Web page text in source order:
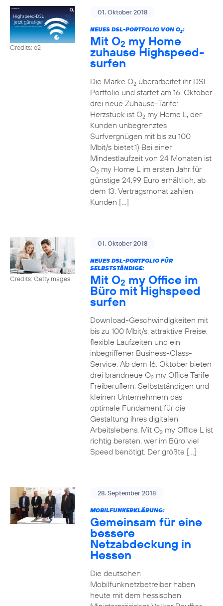
Credits: o2
01. Oktober 2018
NEUES DSL-PORTFOLIO VON O2:
Mit O2 my Home
zuhause Highspeed-
surfen
Die Marke O2überarbeitet ihr DSL-
Portfolio und startet am 16. Oktober
drei neue Zuhause-Tarife:
Herzstück ist O2my Home L, der
Kunden unbegrenztes
Surfvergnügen mit bis zu 100
Mbit/s bietet.1) Bei einer
Mindestlaufzeit von 24 Monaten ist
O2my Home L im ersten Jahr für
günstige 24,99 Euro erhältlich, ab
dem 13. Vertragsmonat zahlen
Kunden […]
Credits: Gettyimages
01. Oktober 2018
NEUES DSL-PORTFOLIO FÜR
SELBSTSTÄNDIGE:
Mit O2 my Office im
Büro mit Highspeed
surfen
Download-Geschwindigkeiten mit
bis zu 100 Mbit/s, attraktive Preise,
flexible Laufzeiten und ein
inbegriffener Business-Class-
Service: Ab dem 16. Oktober bieten
drei brandneue O2my Office Tarife
Freiberuflern, Selbstständigen und
kleinen Unternehmern das
optimale Fundament für die
Gestaltung ihres digitalen
Arbeitslebens. Mit O2my Office L ist
richtig beraten, wer im Büro viel
Speed benötigt. Der größte […]
28. September 2018
MOBILFUNKERKLÄRUNG:
Gemeinsam für eine
bessere
Netzabdeckung in
Hessen
Die deutschen
Mobilfunknetzbetreiber haben
heute mit dem hessischen